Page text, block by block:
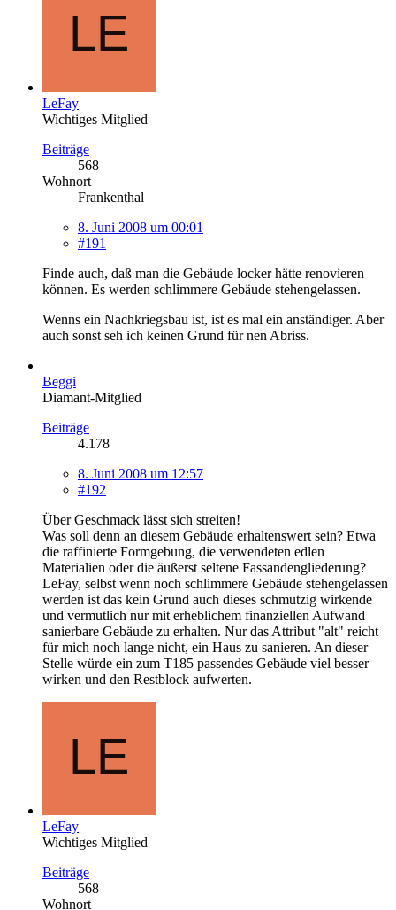
LeFay
Wichtiges Mitglied
Beiträge
568
Wohnort
Frankenthal
8. Juni 2008 um 00:01
#191
Finde auch, daß man die Gebäude locker hätte renovieren
können. Es werden schlimmere Gebäude stehengelassen.
Wenns ein Nachkriegsbau ist, ist es mal ein anständiger. Aber
auch sonst seh ich keinen Grund für nen Abriss.
Beggi
Diamant-Mitglied
Beiträge
4.178
8. Juni 2008 um 12:57
#192
Über Geschmack lässt sich streiten!
Was soll denn an diesem Gebäude erhaltenswert sein? Etwa
die raffinierte Formgebung, die verwendeten edlen
Materialien oder die äußerst seltene Fassandengliederung?
LeFay, selbst wenn noch schlimmere Gebäude stehengelassen
werden ist das kein Grund auch dieses schmutzig wirkende
und vermutlich nur mit erheblichem finanziellen Aufwand
sanierbare Gebäude zu erhalten. Nur das Attribut "alt" reicht
für mich noch lange nicht, ein Haus zu sanieren. An dieser
Stelle würde ein zum T185 passendes Gebäude viel besser
wirken und den Restblock aufwerten.
LeFay
Wichtiges Mitglied
Beiträge
568
Wohnort